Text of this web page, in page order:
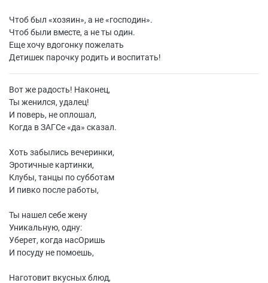
Чтоб был «хозяин», а не «господин».
Чтоб были вместе, а не ты один.
Еще хочу вдогонку пожелать
Детишек парочку родить и воспитать!
Вот же радость! Наконец,
Ты женился, удалец!
И поверь, не оплошал,
Когда в ЗАГСе «да» сказал.
Хоть забылись вечеринки,
Эротичные картинки,
Клубы, танцы по субботам
И пивко после работы,
Ты нашел себе жену
Уникальную, одну:
Уберет, когда насОришь
И посуду не помоешь,
Наготовит вкусных блюд,